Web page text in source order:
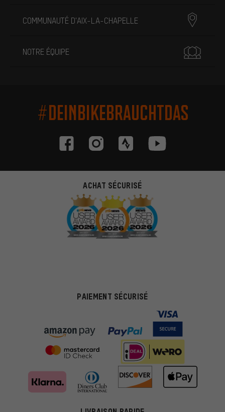
COMMUNAUTÉ D'AIX-LA-CHAPELLE
NOTRE ÉQUIPE
#DEINBIKEBRAUCHTDAS
ACHAT SÉCURISÉ
PAIEMENT SÉCURISÉ